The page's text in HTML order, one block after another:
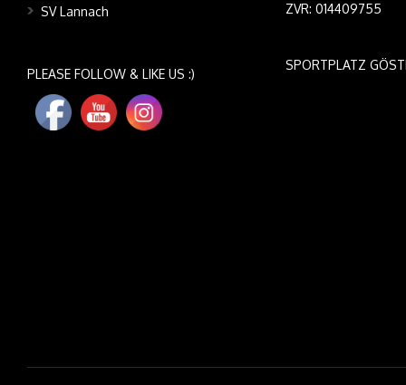
SV Lannach
PLEASE FOLLOW & LIKE US :)
ZVR: 014409755
SPORTPLATZ